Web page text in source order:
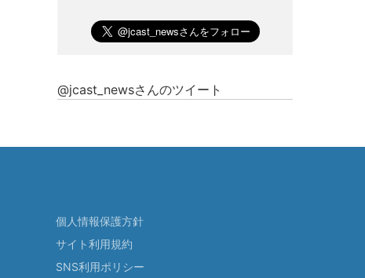
@jcast_newsさんのツイート
個人情報保護方針
サイト利用規約
SNS利用ポリシー